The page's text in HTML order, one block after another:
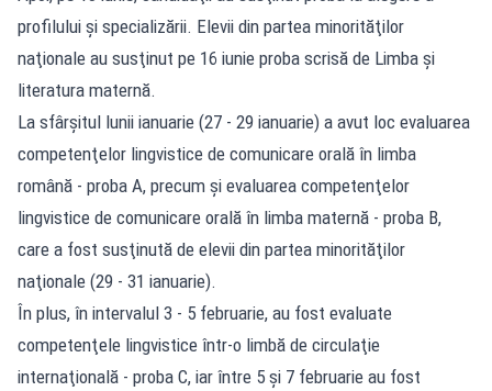
profilului şi specializării. Elevii din partea minorităţilor
naţionale au susţinut pe 16 iunie proba scrisă de Limba şi
literatura maternă.
La sfârşitul lunii ianuarie (27 - 29 ianuarie) a avut loc evaluarea
competenţelor lingvistice de comunicare orală în limba
română - proba A, precum şi evaluarea competenţelor
lingvistice de comunicare orală în limba maternă - proba B,
care a fost susţinută de elevii din partea minorităţilor
naţionale (29 - 31 ianuarie).
În plus, în intervalul 3 - 5 februarie, au fost evaluate
competenţele lingvistice într-o limbă de circulaţie
internaţională - proba C, iar între 5 şi 7 februarie au fost